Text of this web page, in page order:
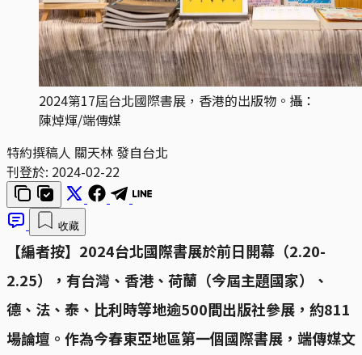
2024第17屆台北國際書展，香港的出版物。攝：
陳焯煇/端傳媒
特約撰稿人 關天林 發自台北
刊登於: 2024-02-22
收藏
【編者按】2024台北國際書展於前日開幕（2.20-
2.25），有台灣、香港、荷蘭（今屆主題國家）、
德、法、泰、比利時等地逾500間出版社參展，約811
場論壇。作為今春東亞地區第一個國際書展，端傳媒文